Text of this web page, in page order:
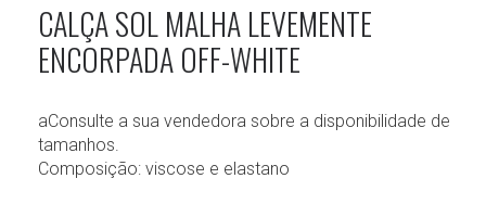
CALÇA SOL MALHA LEVEMENTE
ENCORPADA OFF-WHITE
aConsulte a sua vendedora sobre a disponibilidade de
tamanhos.
Composição: viscose e elastano